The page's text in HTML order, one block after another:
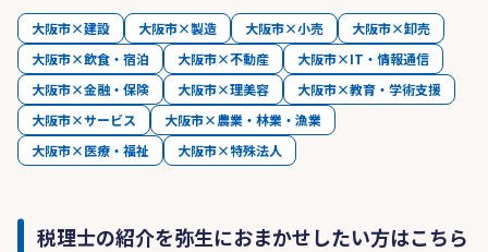
大阪市×建設 大阪市×製造 大阪市×小売
大阪市×卸売
大阪市×飲食・宿泊
大阪市×不動産
大阪市×IT・情報通信
大阪市×金融・保険
大阪市×理美容
大阪市×教育・学術支援
大阪市×サービス
大阪市×農業・林業・漁業
大阪市×医療・福祉
大阪市×特殊法人
税理士の紹介を弥生におまかせしたい方はこちら